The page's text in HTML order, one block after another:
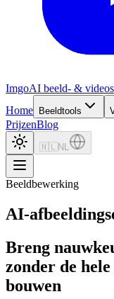
ImgoAI beeld- &
Home
Beeldtools
PrijzenBlog
🇳🇱 NL
Beeldbewerking
AI-
Breng
zonder de
bouwen